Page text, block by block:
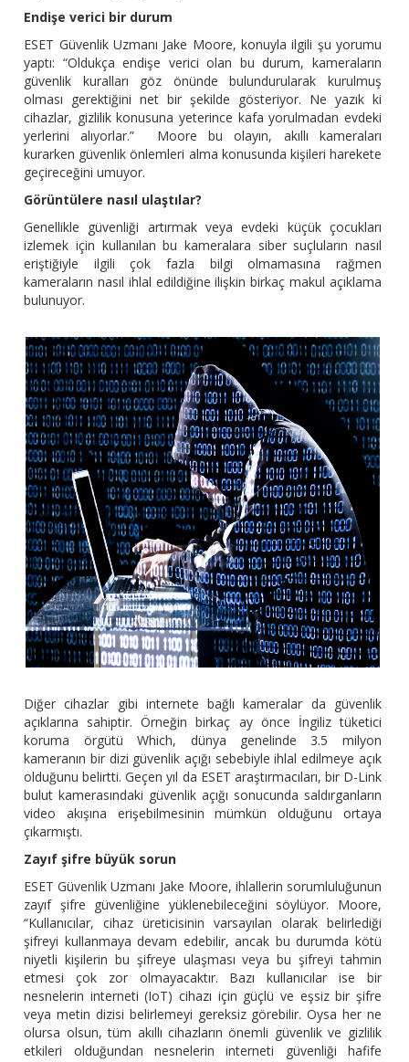
Endişe verici bir durum
ESET Güvenlik Uzmanı Jake Moore, konuyla ilgili şu yorumu
yaptı: “Oldukça endişe verici olan bu durum, kameraların
güvenlik kuralları göz önünde bulundurularak kurulmuş
olması gerektiğini net bir şekilde gösteriyor. Ne yazık ki
cihazlar, gizlilik konusuna yeterince kafa yorulmadan evdeki
yerlerini alıyorlar.” Moore bu olayın, akıllı kameraları
kurarken güvenlik önlemleri alma konusunda kişileri harekete
geçireceğini umuyor.
Görüntülere nasıl ulaştılar?
Genellikle güvenliği artırmak veya evdeki küçük çocukları
izlemek için kullanılan bu kameralara siber suçluların nasıl
eriştiğiyle ilgili çok fazla bilgi olmamasına rağmen
kameraların nasıl ihlal edildiğine ilişkin birkaç makul açıklama
bulunuyor.
Diğer cihazlar gibi internete bağlı kameralar da güvenlik
açıklarına sahiptir. Örneğin birkaç ay önce İngiliz tüketici
koruma örgütü Which, dünya genelinde 3.5 milyon
kameranın bir dizi güvenlik açığı sebebiyle ihlal edilmeye açık
olduğunu belirtti. Geçen yıl da ESET araştırmacıları, bir D-Link
bulut kamerasındaki güvenlik açığı sonucunda saldırganların
video akışına erişebilmesinin mümkün olduğunu ortaya
çıkarmıştı.
Zayıf şifre büyük sorun
ESET Güvenlik Uzmanı Jake Moore, ihlallerin sorumluluğunun
zayıf şifre güvenliğine yüklenebileceğini söylüyor. Moore,
“Kullanıcılar, cihaz üreticisinin varsayılan olarak belirlediği
şifreyi kullanmaya devam edebilir, ancak bu durumda kötü
niyetli kişilerin bu şifreye ulaşması veya bu şifreyi tahmin
etmesi çok zor olmayacaktır. Bazı kullanıcılar ise bir
nesnelerin interneti (IoT) cihazı için güçlü ve eşsiz bir şifre
veya metin dizisi belirlemeyi gereksiz görebilir. Oysa her ne
olursa olsun, tüm akıllı cihazların önemli güvenlik ve gizlilik
etkileri olduğundan nesnelerin interneti güvenliği hafife